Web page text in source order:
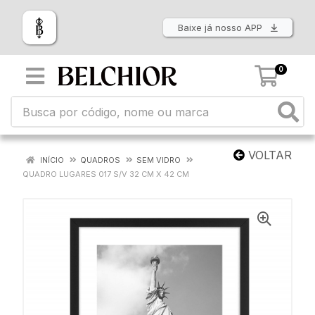
Baixe já nosso APP
0
VOLTAR
INÍCIO QUADROS
SEM VIDRO
QUADRO LUGARES 017 S/V 32 CM X 42 CM